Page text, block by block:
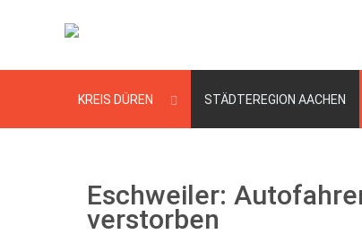
KREIS DÜREN STÄDTEREGION AACHEN
Eschweiler:
verstorben